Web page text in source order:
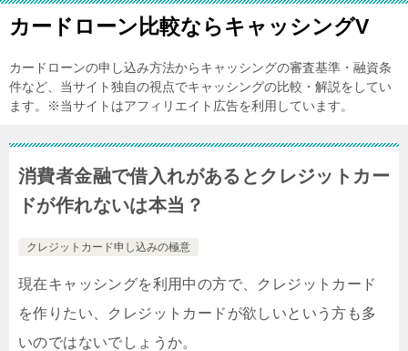
カードローン比較ならキャッシングV
カードローンの申し込み方法からキャッシングの審査基準・融資条
件など、当サイト独自の視点でキャッシングの比較・解説をしてい
ます。※当サイトはアフィリエイト広告を利用しています。
消費者金融で借入れがあるとクレジットカー
ドが作れないは本当？
クレジットカード申し込みの極意
現在キャッシングを利用中の方で、クレジットカード
を作りたい、クレジットカードが欲しいという方も多
いのではないでしょうか。